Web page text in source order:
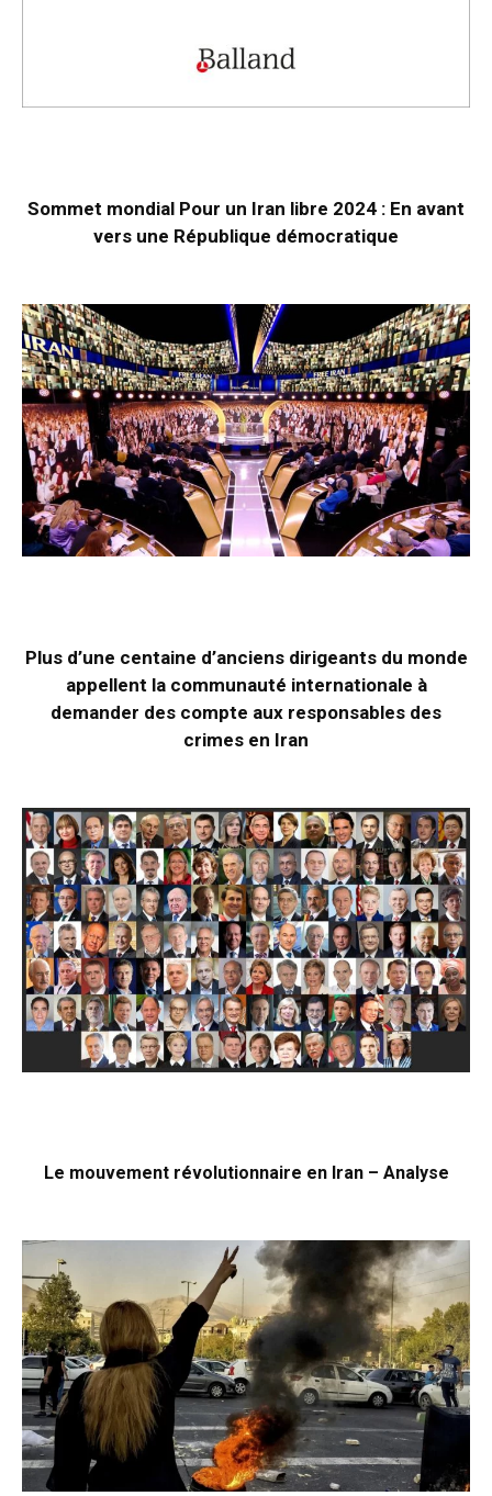
Sommet mondial Pour un Iran libre 2024 : En avant
vers une République démocratique
Plus d’une centaine d’anciens dirigeants du monde
appellent la communauté internationale à
demander des compte aux responsables des
crimes en Iran
Le mouvement révolutionnaire en Iran – Analyse